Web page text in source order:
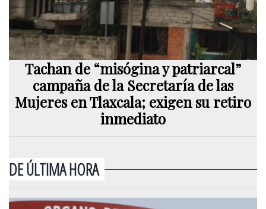
Tachan de “misógina y patriarcal”
campaña de la Secretaría de las
Mujeres en Tlaxcala; exigen su retiro
inmediato
DE ÚLTIMA HORA